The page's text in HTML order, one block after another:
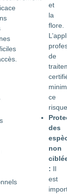
et
la
flore.
de
ce
des
non
: Il
est